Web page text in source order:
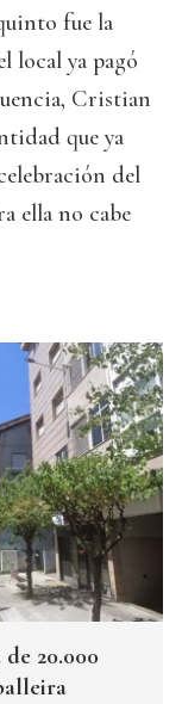
fue la
local ya pagó
Cristian
que ya
del
ella no cabe
20.000